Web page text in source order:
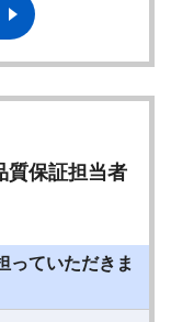
質保証担当者
っていただきま